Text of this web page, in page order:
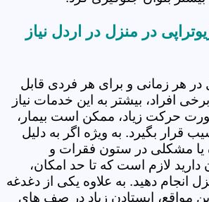
در منزل در اردل نیاز
در هر زمانی و برای هر فردی قابل
افراد، بیشتر به این خدمات نیاز
حرکت زیاد، ممکن است بیمار،
قرار بگیرد. به ویژه اگر به دلیل
مشکلی در ستون فقرات و
لازم است که تا حد امکان،
انجام دهید. به علاوه یکی از دغدغه
مواقع، ایستادن زیاد در صف های